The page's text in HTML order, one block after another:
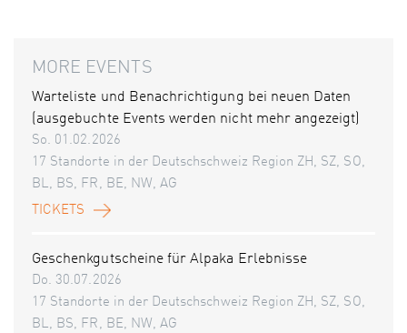
MORE EVENTS
Warteliste und Benachrichtigung bei neuen Daten
(ausgebuchte Events werden nicht mehr angezeigt)
So. 01.02.2026
17 Standorte in der Deutschschweiz Region ZH, SZ, SO,
BL, BS, FR, BE, NW, AG
TICKETS
Geschenkgutscheine für Alpaka Erlebnisse
Do. 30.07.2026
17 Standorte in der Deutschschweiz Region ZH, SZ, SO,
BL, BS, FR, BE, NW, AG